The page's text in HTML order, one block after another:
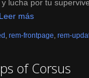
lucha por tu
Leer más
, rem-frontpage, rem-
of Corsus